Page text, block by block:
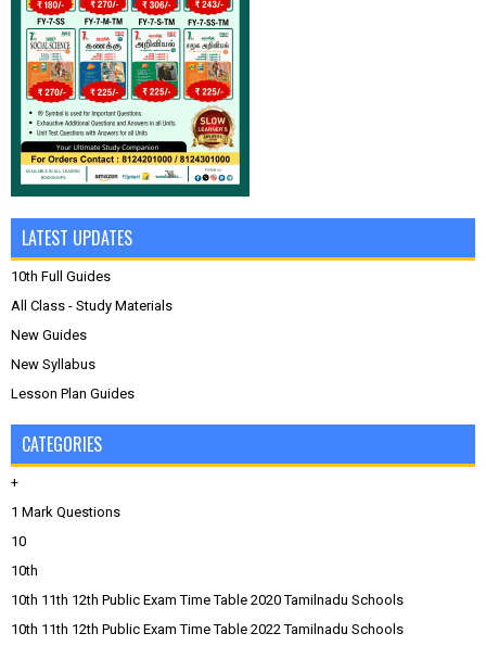
LATEST UPDATES
10th Full Guides
All Class - Study Materials
New Guides
New Syllabus
Lesson Plan Guides
CATEGORIES
+
1 Mark Questions
10
10th
10th 11th 12th Public Exam Time Table 2020 Tamilnadu Schools
10th 11th 12th Public Exam Time Table 2022 Tamilnadu Schools